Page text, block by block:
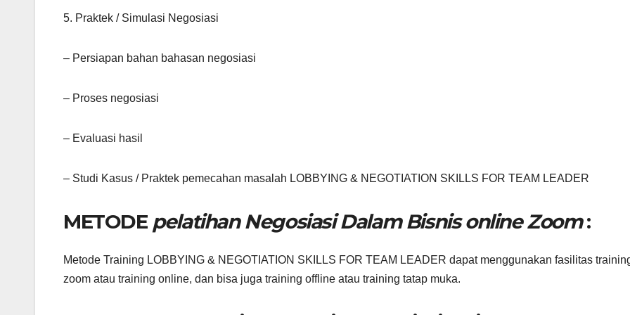
5. Praktek / Simulasi Negosiasi
– Persiapan bahan bahasan negosiasi
– Proses negosiasi
– Evaluasi hasil
– Studi Kasus / Praktek pemecahan masalah LOBBYING & NEGOTIATION SKILLS FOR TEAM LEADER
METODE pelatihan Negosiasi Dalam Bisnis online Zoom:
Metode Training LOBBYING & NEGOTIATION SKILLS FOR TEAM LEADER dapat menggunakan fasilitas
zoom atau training online, dan bisa juga training offline atau training tatap muka.